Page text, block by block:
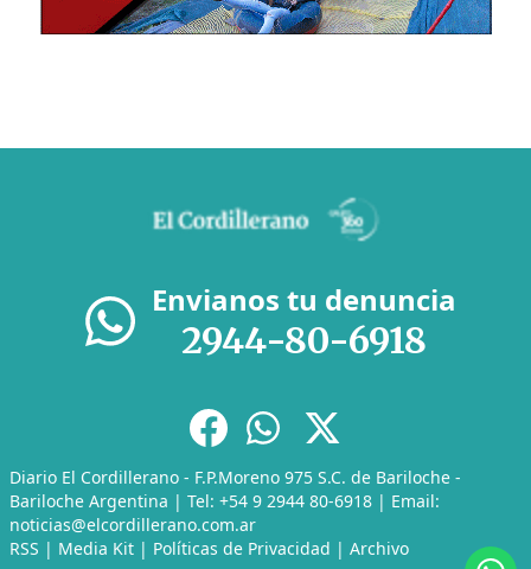
Envianos tu denuncia
2944-80-6918
Diario El Cordillerano - F.P.Moreno 975 S.C. de Bariloche -
Bariloche Argentina | Tel: +54 9 2944 80-6918 | Email:
noticias@elcordillerano.com.ar
RSS | Media Kit | Políticas de Privacidad | Archivo